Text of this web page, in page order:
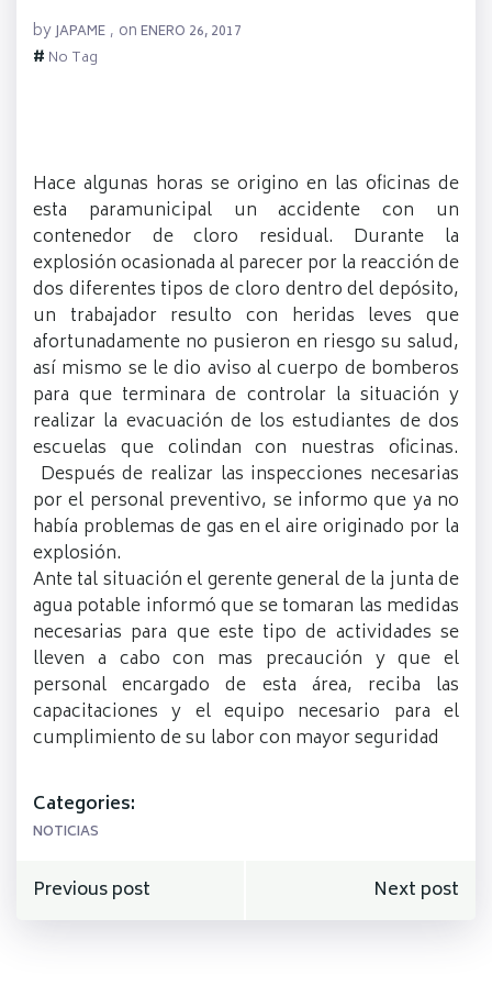
byJAPAME , onENERO 26, 2017
# No Tag
Hace algunas horas se origino en las oficinas de
esta paramunicipal un accidente con un
contenedor de cloro residual. Durante la
explosión ocasionada al parecer por la reacción de
dos diferentes tipos de cloro dentro del depósito,
un trabajador resulto con heridas leves que
afortunadamente no pusieron en riesgo su salud,
así mismo se le dio aviso al cuerpo de bomberos
para que terminara de controlar la situación y
realizar la evacuación de los estudiantes de dos
escuelas que colindan con nuestras oficinas.
Después de realizar las inspecciones necesarias
por el personal preventivo, se informo que ya no
había problemas de gas en el aire originado por la
explosión.
Ante tal situación el gerente general de la junta de
agua potable informó que se tomaran las medidas
necesarias para que este tipo de actividades se
lleven a cabo con mas precaución y que el
personal encargado de esta área, reciba las
capacitaciones y el equipo necesario para el
cumplimiento de su labor con mayor seguridad
Categories:
NOTICIAS
Navegación
Previous post
Navegación
Next post